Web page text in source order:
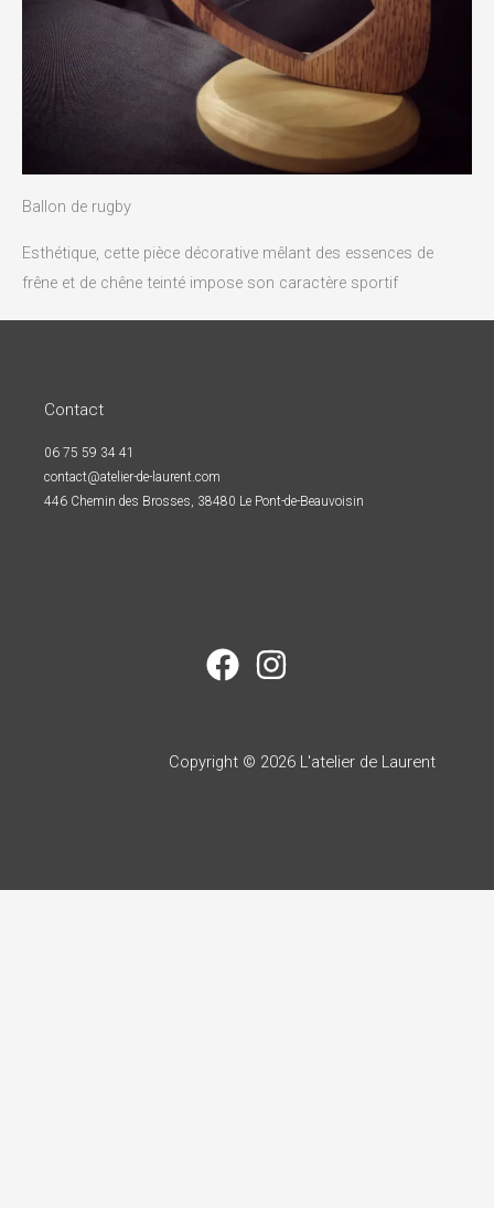
Ballon de rugby
Esthétique, cette pièce décorative mêlant des essences de
frêne et de chêne teinté impose son caractère sportif
Contact
06 75 59 34 41
contact@atelier-de-laurent.com
446 Chemin des Brosses, 38480 Le Pont-de-Beauvoisin
Copyright © 2026 L'atelier de Laurent